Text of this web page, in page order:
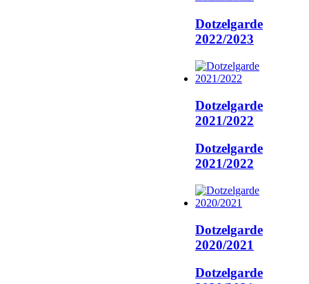
Dotzelgarde
2022/2023
Dotzelgarde
2021/2022
Dotzelgarde
2021/2022
Dotzelgarde
2020/2021
Dotzelgarde